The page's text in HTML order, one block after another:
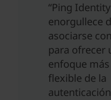
“Ping
enorgullece
asociarse
para ofrecer
enfoque
flexible de la